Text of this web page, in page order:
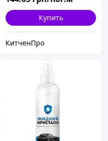
Купить
КитченПро